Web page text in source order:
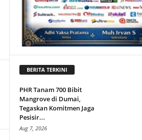
BERITA TERKINI
PHR Tanam 700 Bibit
Mangrove di Dumai,
Tegaskan Komitmen Jaga
Pesisir...
Aug 7, 2026